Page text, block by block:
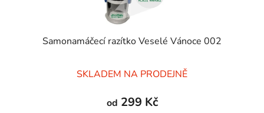
Samonamáčecí razítko Veselé Vánoce 002
hodnocení
produktu
SKLADEM NA PRODEJNĚ
od 299 Kč